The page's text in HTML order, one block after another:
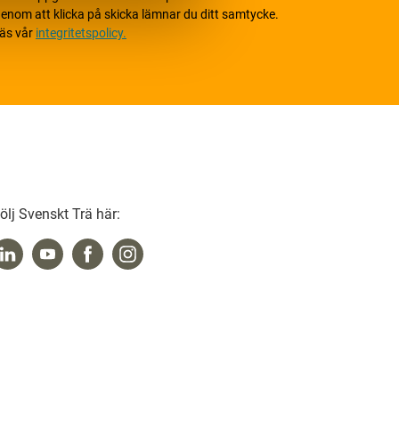
att klicka på skicka lämnar du ditt samtycke.
vår integritetspolicy.
Svenskt Trä här: